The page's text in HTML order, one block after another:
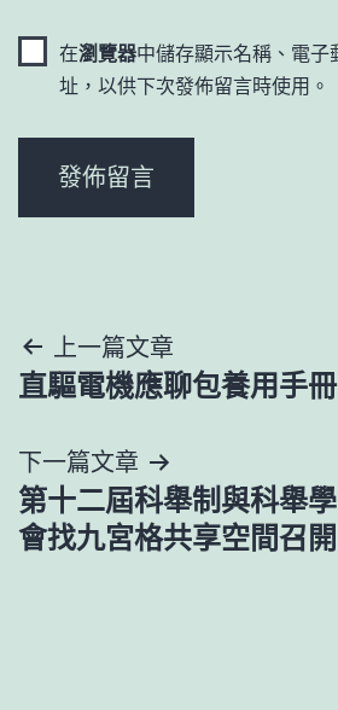
在瀏覽器中儲存顯示名稱、電
址，以供下次發佈留言時使用。
文
章
導
覽
上一篇文章
直驅電機應聊包養用手冊
下一篇文章
第十二屆科舉制與科舉
會找九宮格共享空間召開